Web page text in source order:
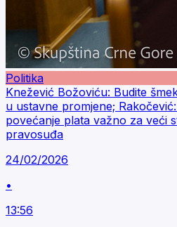
Politika
Knežević Božoviću: Budite
u ustavne promjene;
povećanje plata važno za veći
pravosuđa
24/02/2026
•
13:56